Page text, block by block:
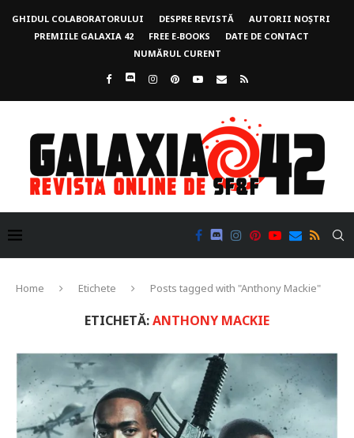
GHIDUL COLABORATORULUI DESPRE REVISTĂ
AUTORII NOȘTRI
PREMIILE GALAXIA 42
FREE E-BOOKS
DATE DE CONTACT
NUMĂRUL CURENT
Home Etichete Posts tagged with "Anthony Mackie"
ETICHETĂ:ANTHONY MACKIE